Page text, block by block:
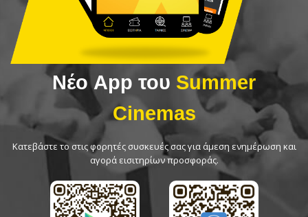
Νέο App του Summer
Cinemas
Κατεβάστε το στις φορητές συσκευές σας για άμεση ενημέρωση και
αγορά εισιτηρίων προσφοράς.